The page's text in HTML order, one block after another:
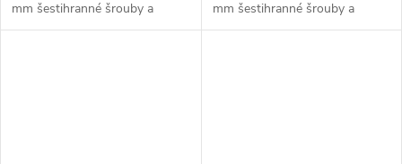
mm šestihranné šrouby a
matice v těsných a
mm šestihranné šrouby a
matice v těsných a